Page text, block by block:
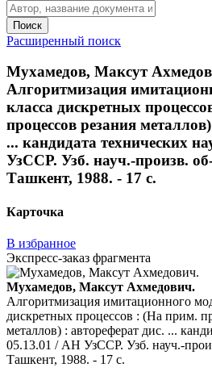
Поиск
Расширенный поиск
Мухамедов, Максут
Алгоритмизация
класса дискретных
процессов резания
... кандидата технических
УзССР. Узб. науч.-произв.
Ташкент, 1988. - 17 с.
Карточка
В избранное
Экспресс-заказ фрагмента
Мухамедов, Максут Ахмедович.
Алгоритмизация имитационного
дискретных процессов : (На прим.
металлов) : автореферат дис. ...
05.13.01 / АН УзССР. Узб. науч.-
Ташкент, 1988. - 17 с.